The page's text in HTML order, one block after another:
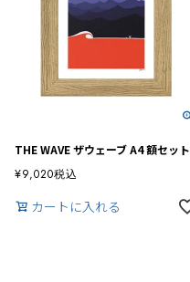
THE WAVE ザウェーブ A4 額セット
¥9,020税込
カートに入れる